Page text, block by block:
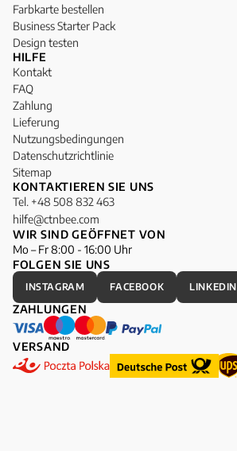
Farbkarte bestellen
Business Starter Pack
Design testen
HILFE
Kontakt
FAQ
Zahlung
Lieferung
Nutzungsbedingungen
Datenschutzrichtlinie
Sitemap
KONTAKTIEREN SIE UNS
Tel. +48 508 832 463
hilfe@ctnbee.com
WIR SIND GEÖFFNET VON
Mo – Fr 8:00 - 16:00 Uhr
FOLGEN SIE UNS
INSTAGRAM FACEBOOK LINKEDIN
ZAHLUNGEN
VERSAND